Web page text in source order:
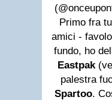
Primo fra
amici -
fundo, ho
Eastpak
palestra
Spartoo.